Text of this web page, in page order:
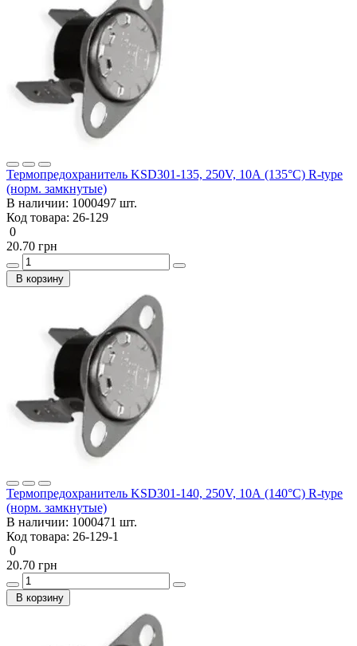
Термопредохранитель KSD301-135, 250V, 10А (135°C) R-type
(норм. замкнутые)
В наличии: 1000497 шт.
Код товара: 26-129
0
20.70 грн
В корзину
Термопредохранитель KSD301-140, 250V, 10А (140°C) R-type
(норм. замкнутые)
В наличии: 1000471 шт.
Код товара: 26-129-1
0
20.70 грн
В корзину